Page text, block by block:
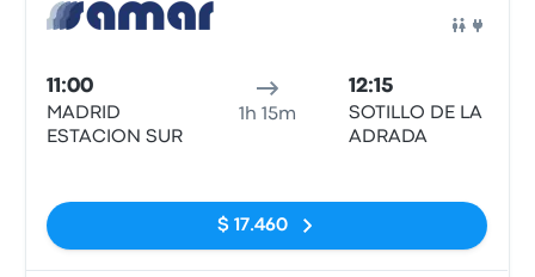
11:00
MADRID
ESTACION SUR
1h 15m
12:15
SOTILLO DE LA
ADRADA
$ 17.460